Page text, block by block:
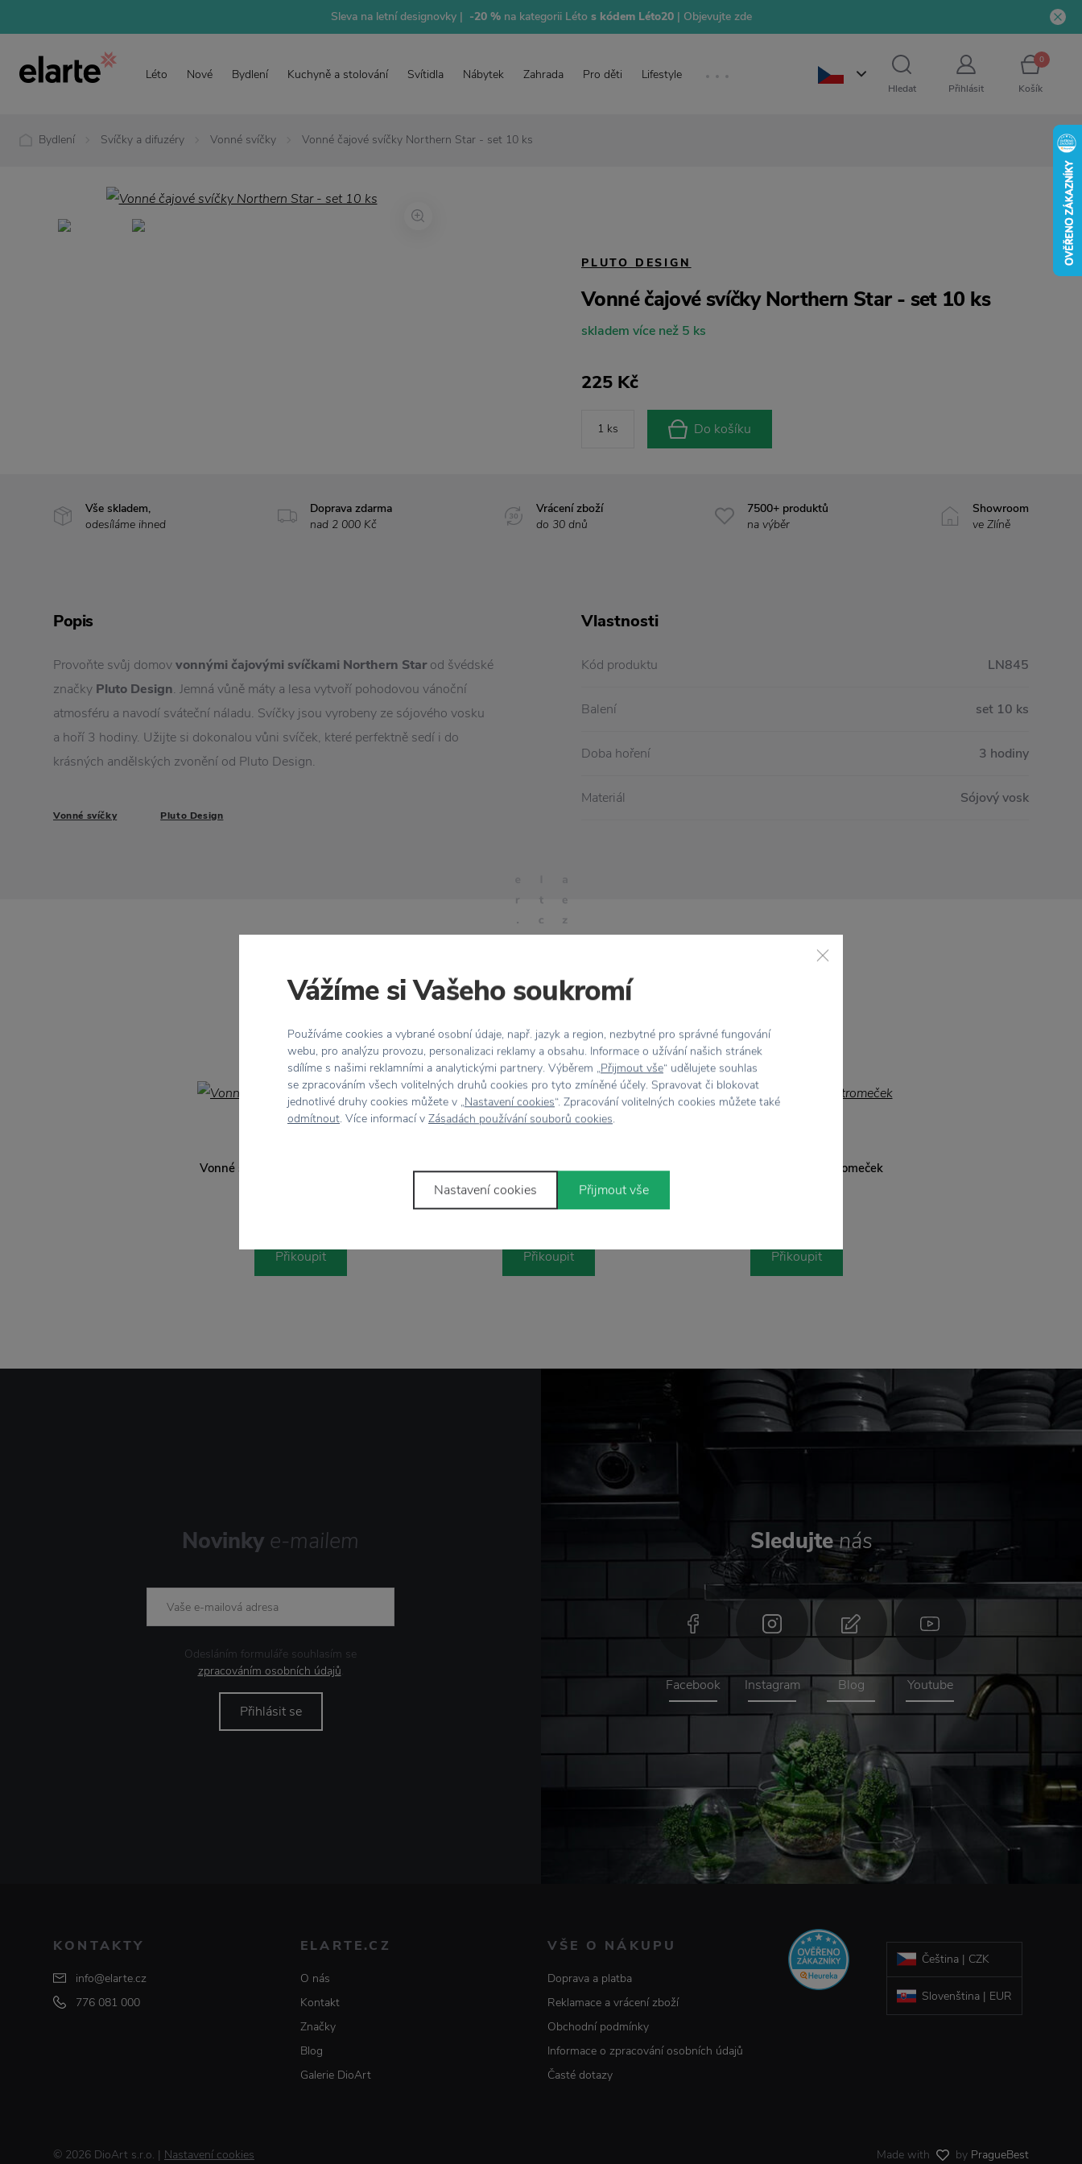
Sleva na letní designovky | -20 %na kategorii Létos kódem Léto20 | Objevujte zde
Léto Nové Bydlení Kuchyně a stolování Svítidla Nábytek Zahrada Pro děti Lifestyle
Hledat Přihlásit
0
Košík
Bydlení Svíčky a difuzéry Vonné svíčky Vonné čajové svíčky Northern Star - set 10 ks
PLUTO DESIGN
Vonné čajové svíčky Northern Star - set 10 ks
skladem více než 5 ks
225 Kč
Do košíku
Vše skladem,
odesíláme ihned
Doprava zdarma
nad 2 000 Kč
Vrácení zboží
do 30 dnů
7500+ produktů
na výběr
Showroom
ve Zlíně
Popis
Provoňte svůj domovvonnými čajovými svíčkami Northern Starod švédské
značky Pluto Design. Jemná vůně máty a lesa vytvoří pohodovou vánoční
atmosféru a navodí sváteční náladu. Svíčky jsou vyrobeny ze sójového vosku
a hoří 3 hodiny. Užijte si dokonalou vůni svíček, které perfektně sedí i do
krásných andělských zvonění od Pluto Design.
Vonné svíčky Pluto Design
Vlastnosti
Kód produktu LN845
Balení set 10 ks
Doba hoření 3 hodiny
Materiál Sójový vosk
Stojí zapozornost
Vonné svíčky Clean Winter - set 4 ks
Přikoupit
Andělské zvonění Northern Star
Silver
Přikoupit
Koberec pod vánoční stromeček
Přikoupit
Novinky e-mailem
Odesláním formuláře souhlasím se
zpracováním osobních údajů.
Přihlásit se
Sledujtenás
Facebook Instagram Blog Youtube
KONTAKTY
info@elarte.cz
776 081 000
ELARTE.CZ
O nás
Kontakt
Značky
Blog
Galerie DioArt
VŠE O NÁKUPU
Doprava a platba
Reklamace a vrácení zboží
Obchodní podmínky
Informace o zpracování osobních údajů
Časté dotazy
Čeština | CZK
Slovenština | EUR
© 2026 DioArt s.r.o. | Nastavení cookies Made with by PragueBest
Vážíme si Vašeho soukromí
Používáme cookies a vybrané osobní údaje, např. jazyk a region, nezbytné pro správné fungování
webu, pro analýzu provozu, personalizaci reklamy a obsahu. Informace o užívání našich stránek
sdílíme s našimi reklamními a analytickými partnery. Výběrem „Přijmout vše“ udělujete souhlas
se zpracováním všech volitelných druhů cookies pro tyto zmíněné účely. Spravovat či blokovat
jednotlivé druhy cookies můžete v „Nastavení cookies“. Zpracování volitelných cookies můžete také
odmítnout. Více informací v Zásadách používání souborů cookies.
Nastavení cookies Přijmout vše